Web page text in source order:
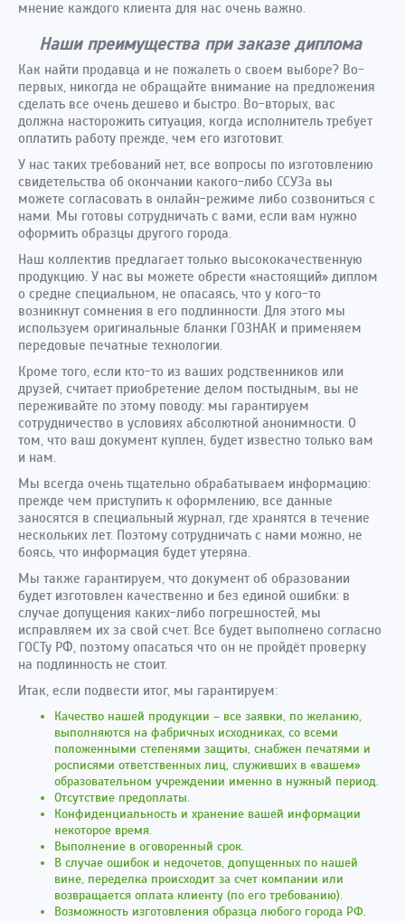
мнение каждого клиента для нас очень важно.
Наши преимущества при заказе диплома
Как найти продавца и не пожалеть о своем выборе? Во-
первых, никогда не обращайте внимание на предложения
сделать все очень дешево и быстро. Во-вторых, вас
должна насторожить ситуация, когда исполнитель требует
оплатить работу прежде, чем его изготовит.
У нас таких требований нет, все вопросы по изготовлению
свидетельства об окончании какого-либо ССУЗа вы
можете согласовать в онлайн-режиме либо созвониться с
нами. Мы готовы сотрудничать с вами, если вам нужно
оформить образцы другого города.
Наш коллектив предлагает только высококачественную
продукцию. У нас вы можете обрести «настоящий» диплом
о средне специальном, не опасаясь, что у кого-то
возникнут сомнения в его подлинности. Для этого мы
используем оригинальные бланки ГОЗНАК и применяем
передовые печатные технологии.
Кроме того, если кто-то из ваших родственников или
друзей, считает приобретение делом постыдным, вы не
переживайте по этому поводу: мы гарантируем
сотрудничество в условиях абсолютной анонимности. О
том, что ваш документ куплен, будет известно только вам
и нам.
Мы всегда очень тщательно обрабатываем информацию:
прежде чем приступить к оформлению, все данные
заносятся в специальный журнал, где хранятся в течение
нескольких лет. Поэтому сотрудничать с нами можно, не
боясь, что информация будет утеряна.
Мы также гарантируем, что документ об образовании
будет изготовлен качественно и без единой ошибки: в
случае допущения каких-либо погрешностей, мы
исправляем их за свой счет. Все будет выполнено согласно
ГОСТу РФ, поэтому опасаться что он не пройдёт проверку
на подлинность не стоит.
Итак, если подвести итог, мы гарантируем:
Качество нашей продукции – все заявки, по желанию,
выполняются на фабричных исходниках, со всеми
положенными степенями защиты, снабжен печатями и
росписями ответственных лиц, служивших в «вашем»
образовательном учреждении именно в нужный период.
Отсутствие предоплаты.
Конфиденциальность и хранение вашей информации
некоторое время.
Выполнение в оговоренный срок.
В случае ошибок и недочетов, допущенных по нашей
вине, переделка происходит за счет компании или
возвращается оплата клиенту (по его требованию).
Возможность изготовления образца любого города РФ.